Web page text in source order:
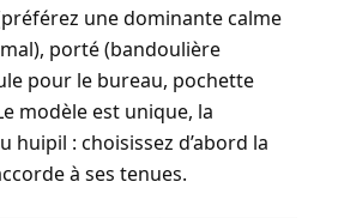
une dominante calme
porté(bandoulière
pour le bureau, pochette
modèle est unique, la
huipil : choisissez d’abord la
à ses tenues.